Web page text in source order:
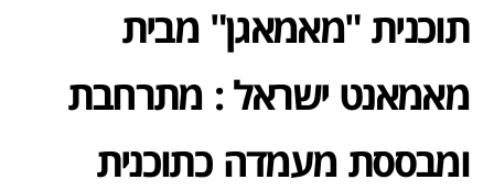
תוכנית "מאמאגן" מבית
מאמאנט ישראל : מתרחבת
ומבססת מעמדה כתוכנית